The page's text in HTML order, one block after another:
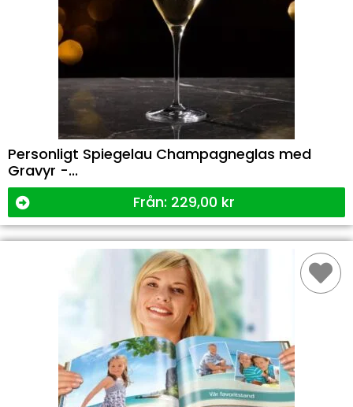
Personligt Spiegelau Champagneglas med
Gravyr -...
Från: 229,00 kr